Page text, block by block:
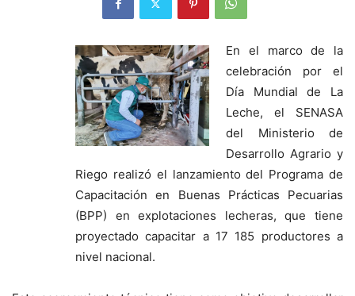
En el marco de la
celebración por el
Día Mundial de La
Leche, el SENASA
del Ministerio de
Desarrollo Agrario y
Riego realizó el lanzamiento del Programa de
Capacitación en Buenas Prácticas Pecuarias
(BPP) en explotaciones lecheras, que tiene
proyectado capacitar a 17 185 productores a
nivel nacional.